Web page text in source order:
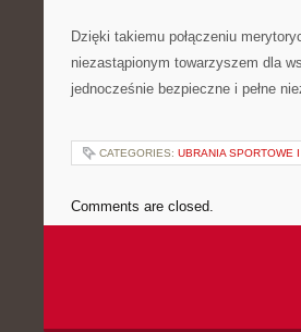
Dzięki takiemu połączeniu
niezastąpionym towarzyszem dla
jednocześnie bezpieczne i pełne
CATEGORIES: UBRANIA SPORTOWE
Comments are closed.